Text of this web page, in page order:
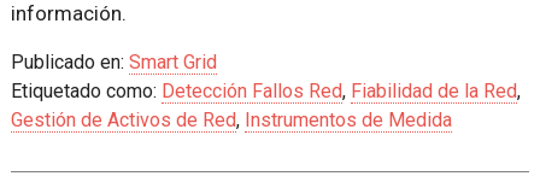
información.
Publicado en: Smart Grid
Etiquetado como: Detección Fallos Red, Fiabilidad de la Red,
Gestión de Activos de Red, Instrumentos de Medida